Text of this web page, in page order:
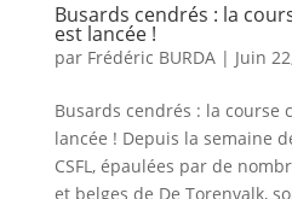
Busards cendrés : la
est lancée !
par Frédéric BURDA| Juin
Busards cendrés : la course
lancée ! Depuis la semaine
CSFL, épaulées par de
et belges de De Torenvalk,